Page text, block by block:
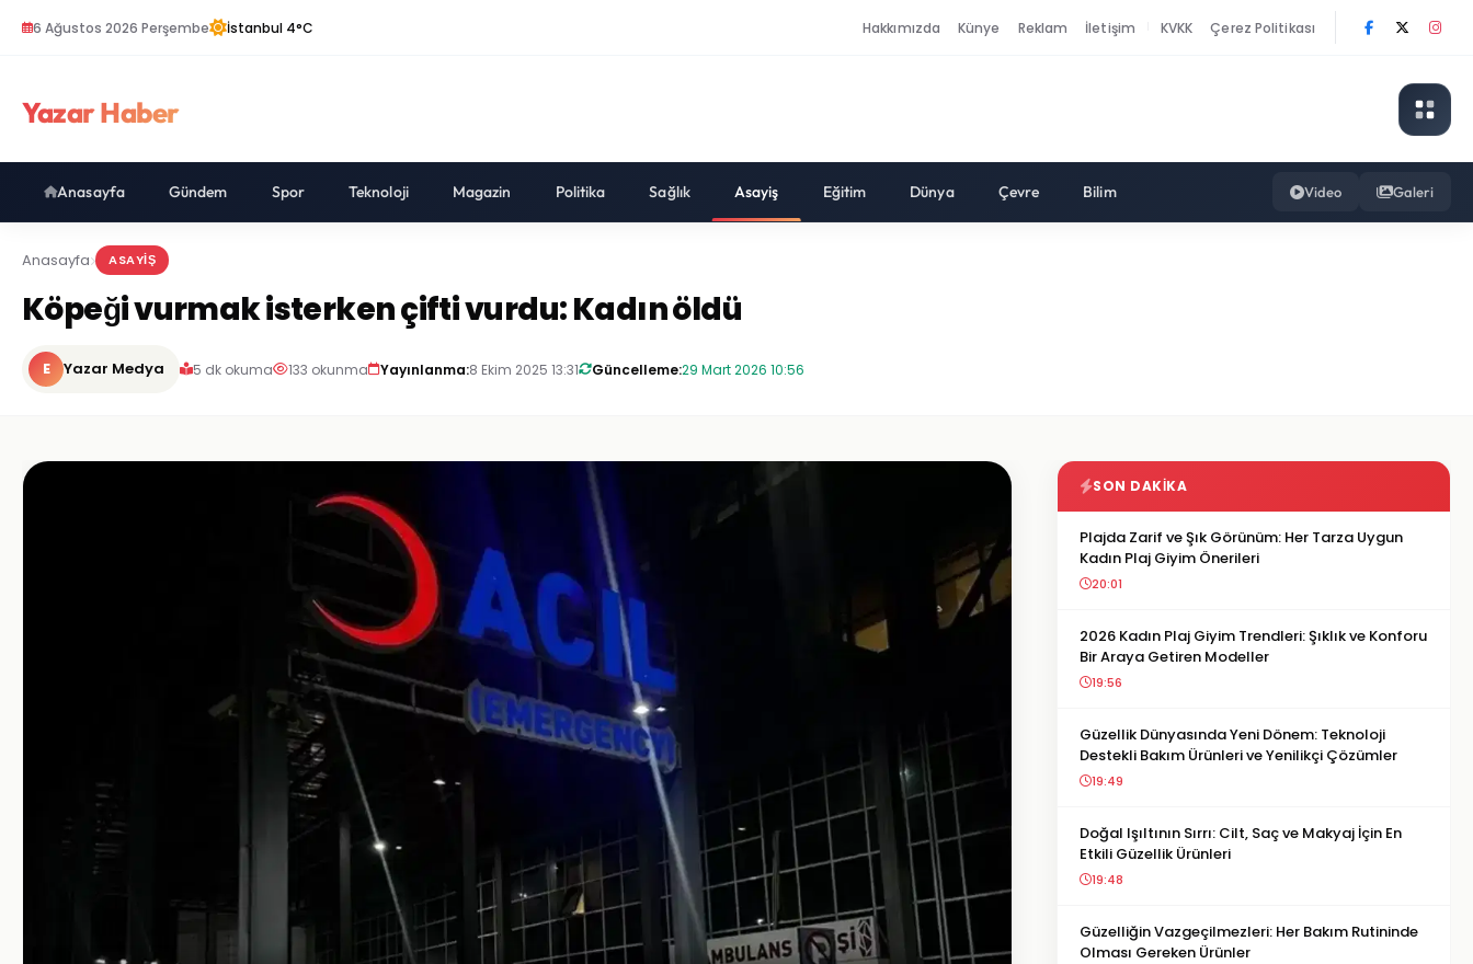
6 Ağustos 2026 Perşembe İstanbul 4°C Hakkımızda Künye Reklam İletişim KVKK Çerez Politikası
Yazar Haber
Anasayfa Gündem Spor Teknoloji Magazin Politika Sağlık Asayiş Eğitim Dünya Çevre Bilim Video Galeri
Anasayfa ASAYIŞ
Köpeği vurmak isterken çifti vurdu: Kadın öldü
E Yazar Medya 5 dk okuma 133 okunma Yayınlanma:8 Ekim 2025 13:31 Güncelleme:29 Mart 2026 10:56
SON DAKIKA
Plajda Zarif ve Şık Görünüm: Her Tarza Uygun
Kadın Plaj Giyim Önerileri
20:01
2026 Kadın Plaj Giyim Trendleri: Şıklık ve Konforu
Bir Araya Getiren Modeller
19:56
Güzellik Dünyasında Yeni Dönem: Teknoloji
Destekli Bakım Ürünleri ve Yenilikçi Çözümler
19:49
Doğal Işıltının Sırrı: Cilt, Saç ve Makyaj İçin En
Etkili Güzellik Ürünleri
19:48
Güzelliğin Vazgeçilmezleri: Her Bakım Rutininde
Olması Gereken Ürünler